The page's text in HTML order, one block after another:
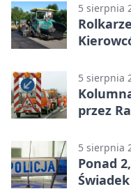
5 sierpnia
5 sierpnia
przez
5 sierpnia
Ponad